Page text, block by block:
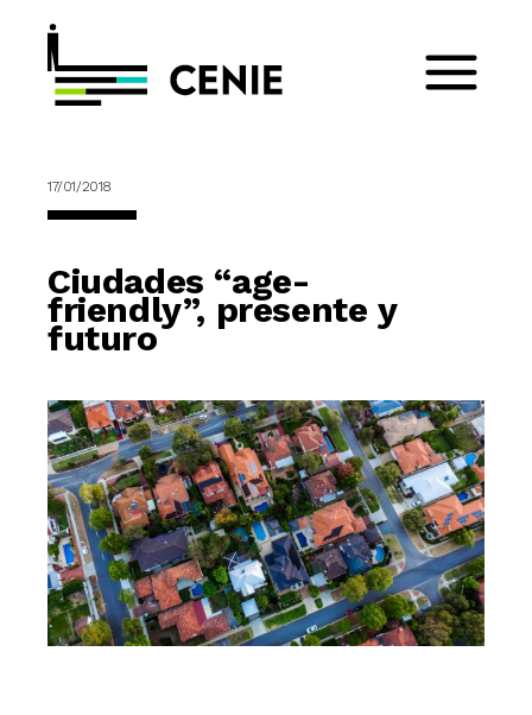
17/01/2018
Ciudades “age-
friendly”, presente y
futuro